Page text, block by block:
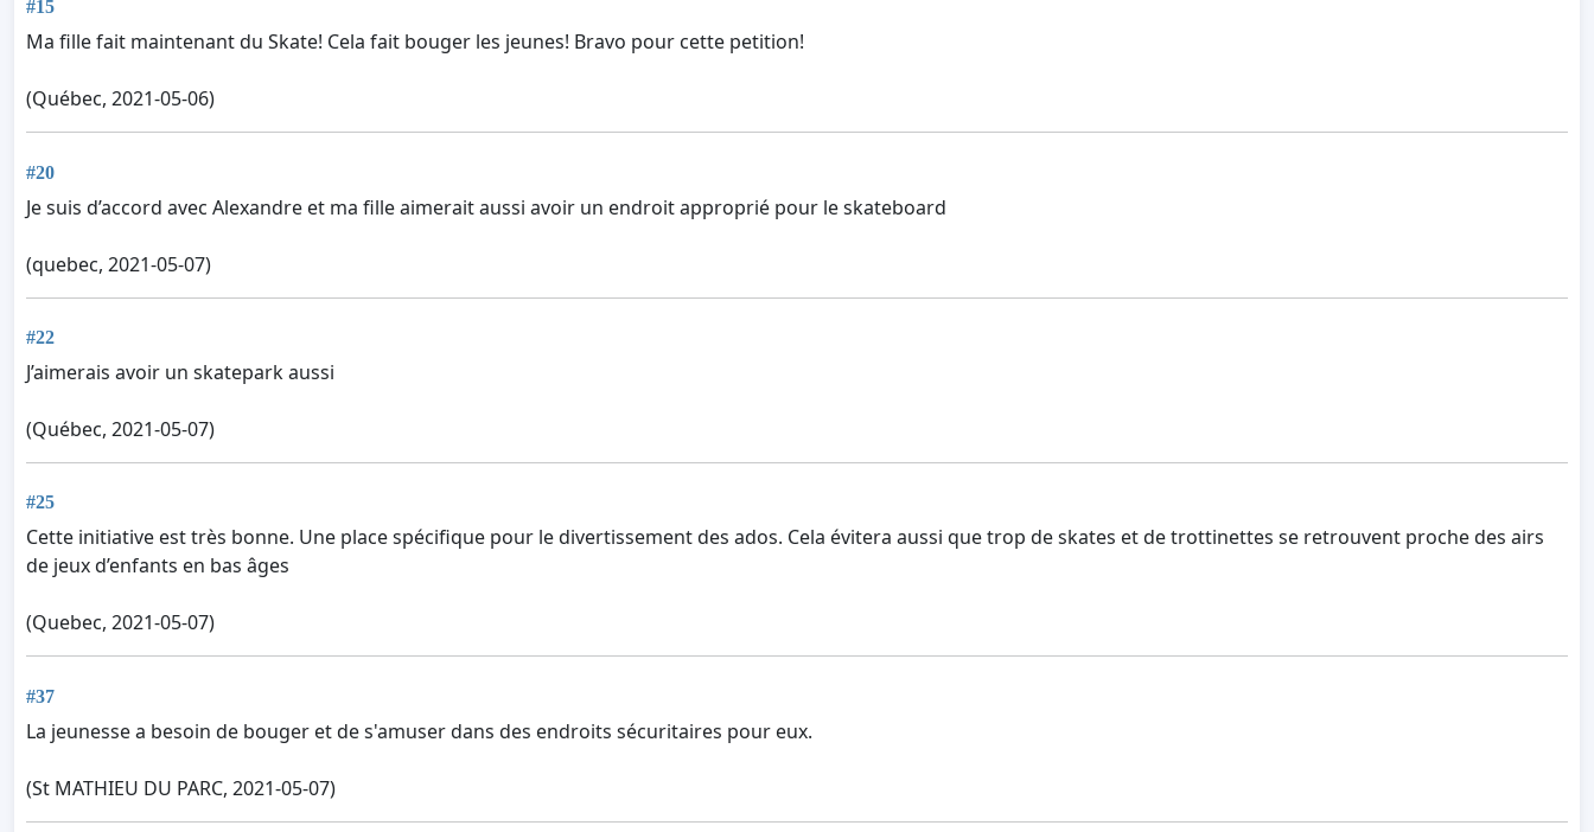
#15
Ma fille fait maintenant du Skate! Cela fait bouger les jeunes! Bravo pour cette petition!
(Québec, 2021-05-06)
#20
Je suis d’accord avec Alexandre et ma fille aimerait aussi avoir un endroit approprié pour le skateboard
(quebec, 2021-05-07)
#22
J’aimerais avoir un skatepark aussi
(Québec, 2021-05-07)
#25
Cette initiative est très bonne. Une place spécifique pour le divertissement des ados. Cela évitera aussi que trop de skates et de trottinettes se retrouvent proche des airs
de jeux d’enfants en bas âges
(Quebec, 2021-05-07)
#37
La jeunesse a besoin de bouger et de s'amuser dans des endroits sécuritaires pour eux.
(St MATHIEU DU PARC, 2021-05-07)